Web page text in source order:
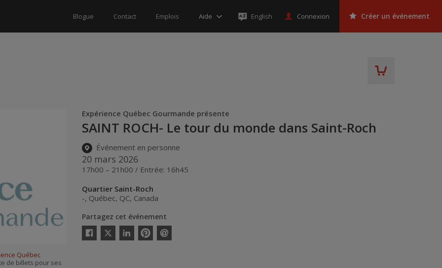
Blogue Contact Emplois Aide English Connexion Créer un événement
Expérience Québec Gourmande présente
SAINT ROCH- Le tour du monde dans Saint-Roch
Événement en personne
20 mars 2026
17h00 – 21h00 / Entrée: 16h45
Quartier Saint-Roch
-, Québec, QC, Canada
Partagez cet événement
Facebook
Twitter
LinkedinPinterestEnvoyer
Québec
de billets pour ses